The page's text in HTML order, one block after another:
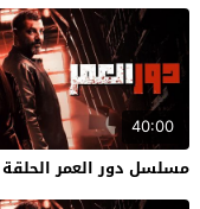
40:00
مسلسل دور العمر الحلقة 9